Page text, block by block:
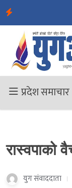
प्रदेश समाचार
रास्वपाको
युग संवाददाता